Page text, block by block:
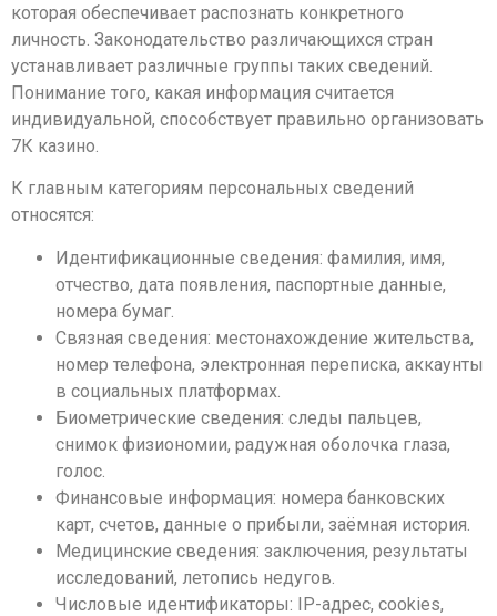
которая обеспечивает распознать конкретного
личность. Законодательство различающихся стран
устанавливает различные группы таких сведений.
Понимание того, какая информация считается
индивидуальной, способствует правильно организовать
7К казино.
К главным категориям персональных сведений
относятся:
Идентификационные сведения: фамилия, имя,
отчество, дата появления, паспортные данные,
номера бумаг.
Связная сведения: местонахождение жительства,
номер телефона, электронная переписка, аккаунты
в социальных платформах.
Биометрические сведения: следы пальцев,
снимок физиономии, радужная оболочка глаза,
голос.
Финансовые информация: номера банковских
карт, счетов, данные о прибыли, заёмная история.
Медицинские сведения: заключения, результаты
исследований, летопись недугов.
Числовые идентификаторы: IP-адрес, cookies,